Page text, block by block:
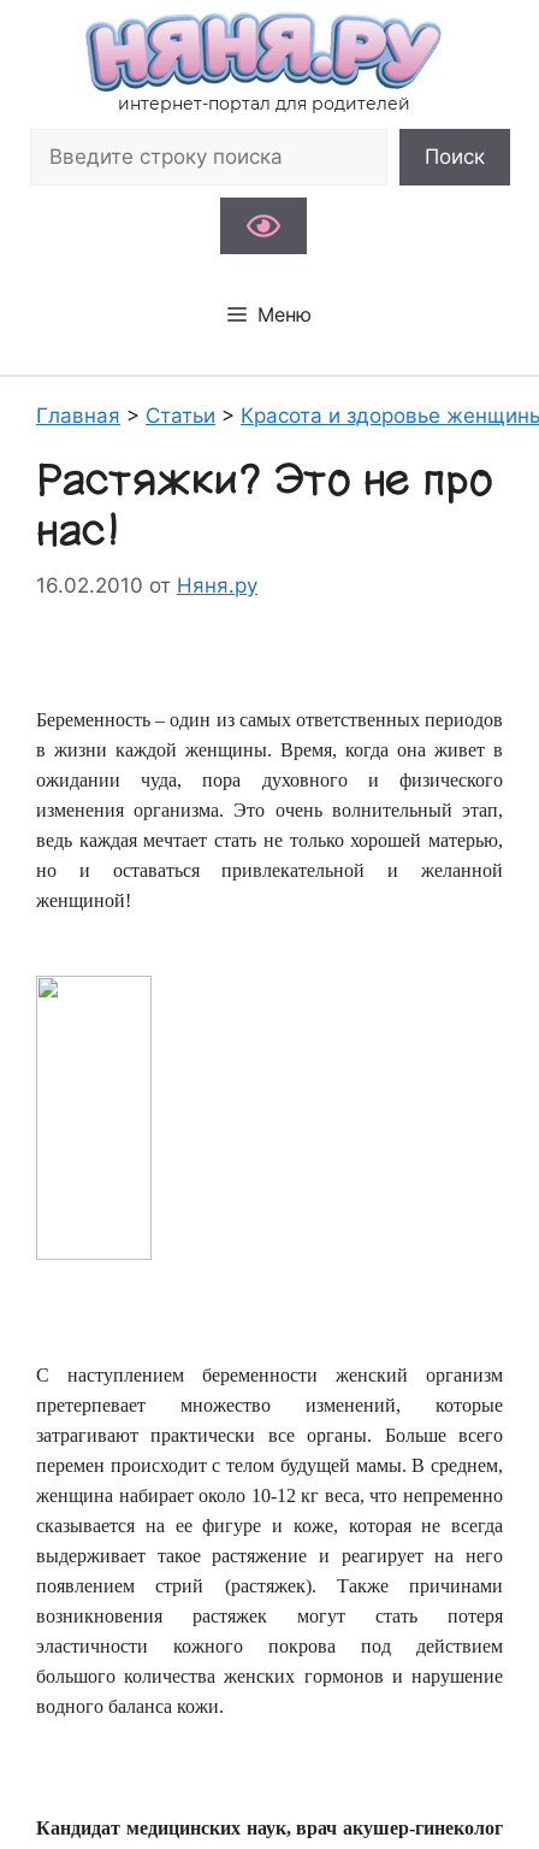
содержимому
интернет-портал для родителей
Поиск
Меню
Главная > Статьи > Красота и здоровье
Растяжки? Это не про
нас!
16.02.2010 от Няня.ру
Беременность – один из самых ответственных периодов
в жизни каждой женщины. Время, когда она живет в
ожидании чуда, пора духовного и физического
изменения организма. Это очень волнительный этап,
ведь каждая мечтает стать не только хорошей матерью,
но и оставаться привлекательной и желанной
женщиной!
С наступлением беременности женский организм
претерпевает множество изменений, которые
затрагивают практически все органы. Больше всего
перемен происходит с телом будущей мамы. В среднем,
женщина набирает около 10-12 кг веса, что непременно
сказывается на ее фигуре и коже, которая не всегда
выдерживает такое растяжение и реагирует на него
появлением стрий (растяжек). Также причинами
возникновения растяжек могут стать потеря
эластичности кожного покрова под действием
большого количества женских гормонов и нарушение
водного баланса кожи.
Кандидат медицинских наук, врач акушер-гинеколог